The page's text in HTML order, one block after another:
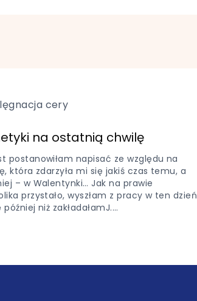
na ostatnią chwilę
postanowiłam napisać ze względu na
która zdarzyła mi się jakiś czas temu, a
– w Walentynki… Jak na prawie
przystało, wyszłam z pracy w ten dzień
niż zakładałamJ.…